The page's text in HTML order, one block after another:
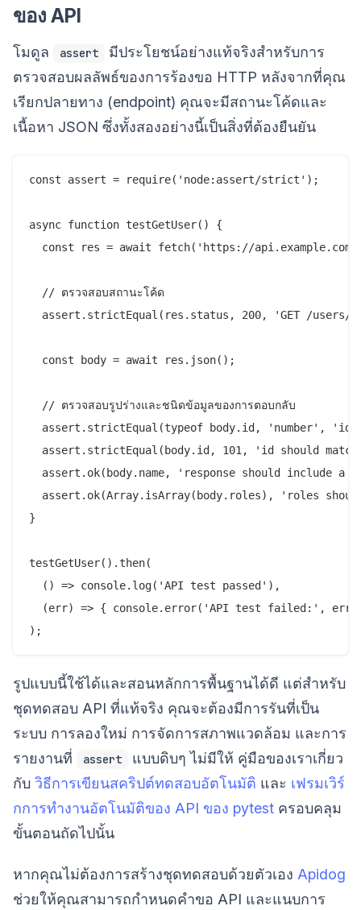
ของ API
โมดูล assert
มีประโยชน์อย่างแท้จริงสำหรับการ
ตรวจสอบผลลัพธ์ของการร้องขอ HTTP หลังจากที่คุณ
เรียกปลายทาง (endpoint) คุณจะมีสถานะโค้ดและ
เนื้อหา JSON ซึ่งทั้งสองอย่างนี้เป็นสิ่งที่ต้องยืนยัน
const assert = require('node:assert/strict');
async function testGetUser() {
const res = await fetch('https://
  // ตรวจสอบสถานะโค้ด
assert.strictEqual(res.status, 200, 'GET /users/
  const body = await res.json();
  // ตรวจสอบรูปร่างและชนิดข้อมูลของการตอบกลับ
assert.strictEqual(typeof body.id, 'number', 'id
assert.strictEqual(body.id, 101, 'id should
assert.ok(body.name, 'response should include a
assert.ok(Array.isArray(body.roles), 'roles
}
testGetUser().then(
  () => console.log('API test passed'),
(err) => { console.error('API test failed:',
รูปแบบนี้ใช้ได้และสอนหลักการพื้นฐานได้ดี แต่สำหรับ
ชุดทดสอบ API ที่แท้จริง คุณจะต้องมีการรันที่เป็น
ระบบ การลองใหม่ การจัดการสภาพแวดล้อม และการ
รายงานที่
assert
แบบดิบๆ ไม่มีให้ คู่มือของเราเกี่ยว
กับ วิธีการเขียนสคริปต์ทดสอบอัตโนมัติ และ เฟรมเวิร์
กการทำงานอัตโนมัติของ API ของ pytest ครอบคลุม
ขั้นตอนถัดไปนั้น
หากคุณไม่ต้องการสร้างชุดทดสอบด้วยตัวเอง Apidog
ช่วยให้คุณสามารถกำหนดคำขอ API และแนบการ